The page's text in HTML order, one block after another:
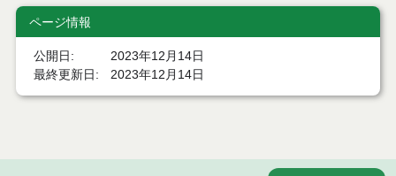
綱
能代市不育症治療費助成金交付要綱
能代市日中一時支援事業実施要綱
ページ情報
公開日
2023年12月14日
最終更新日
2023年12月14日